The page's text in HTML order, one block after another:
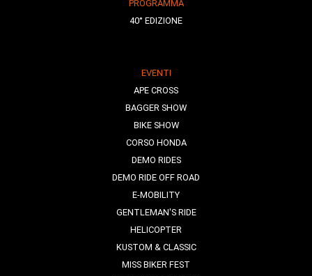
PROGRAMMA
40° EDIZIONE
EVENTI
APE CROSS
BAGGER SHOW
BIKE SHOW
CORSO HONDA
DEMO RIDES
DEMO RIDE OFF ROAD
E-MOBILITY
GENTLEMAN'S RIDE
HELICOPTER
KUSTOM & CLASSIC
MISS BIKER FEST